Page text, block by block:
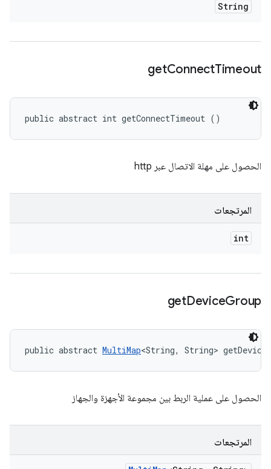
String
getConnectTimeout
public abstract int getConnectTimeout ()
الحصول على مهلة الاتصال عبر http
المرتجعات
int
getDeviceGroup
public abstract MultiMap<String, String>
الحصول على عملية الربط بين مجموعة الأجهزة والجهاز
المرتجعات